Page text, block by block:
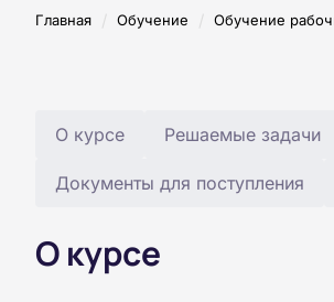
Главная / Обучение / Обучение
О курсе Решаемые задачи
Документы для поступления
О курсе